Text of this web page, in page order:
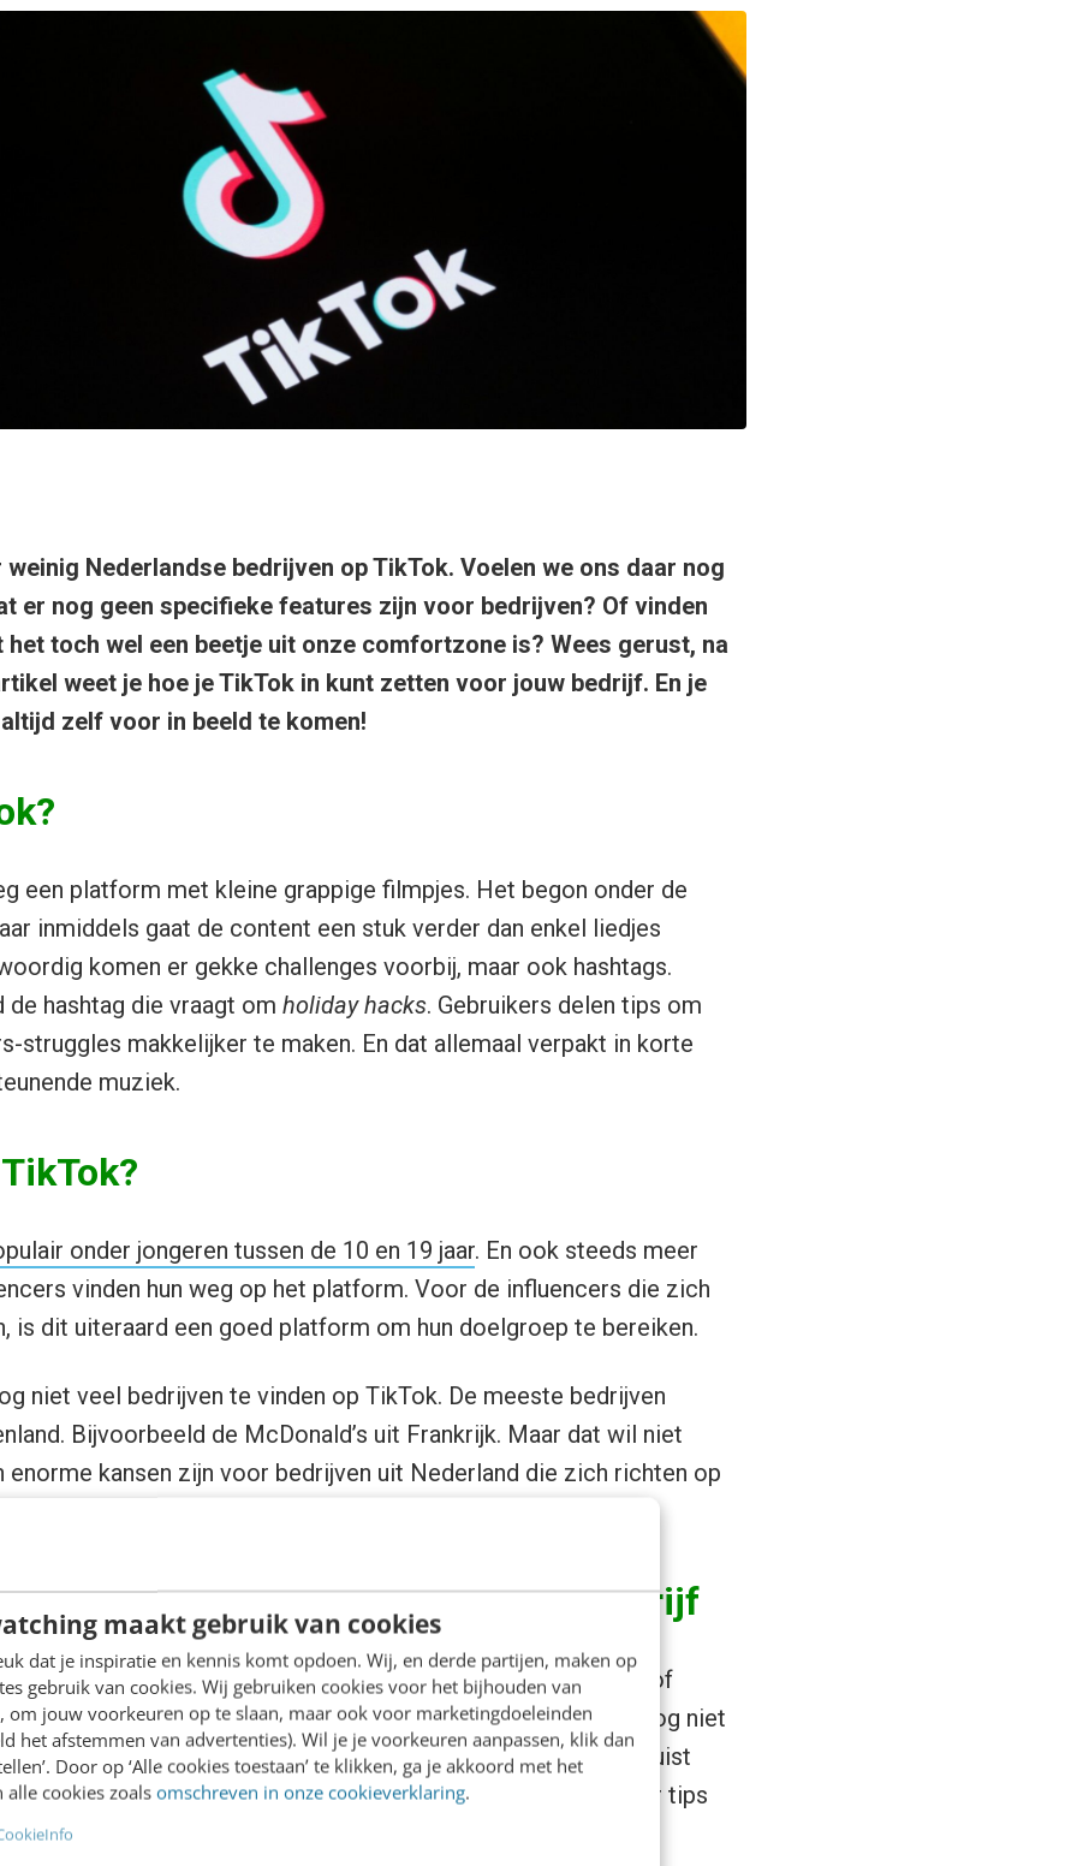
maakt gebruik van cookies
dat je inspiratie en kennis komt opdoen. Wij, en derde partijen, maken op
gebruik van cookies. Wij gebruiken cookies voor het bijhouden van
om jouw voorkeuren op te slaan, maar ook voor marketingdoeleinden
het afstemmen van advertenties). Wil je je voorkeuren aanpassen, klik dan
Door op ‘Alle cookies toestaan’ te klikken, ga je akkoord met het
alle cookies zoalsomschreven in onze cookieverklaring.
weinig Nederlandse bedrijven op TikTok. Voelen we ons daar nog
er nog geen specifieke features zijn voor bedrijven? Of vinden
het toch wel een beetje uit onze comfortzone is? Wees gerust, na
weet je hoe je TikTok in kunt zetten voor jouw bedrijf. En je
zelf voor in beeld te komen!
een platform met kleine grappige filmpjes. Het begon onder de
inmiddels gaat de content een stuk verder dan enkel liedjes
komen er gekke challenges voorbij, maar ook hashtags.
de hashtag die vraagt om
holiday hacks
. Gebruikers delen tips om
struggles makkelijker te maken. En dat allemaal verpakt in korte
muziek.
onder jongeren tussen de 10 en 19 jaar. En ook steeds meer
vinden hun weg op het platform. Voor de influencers die zich
is dit uiteraard een goed platform om hun doelgroep te bereiken.
niet veel bedrijven te vinden op TikTok. De meeste bedrijven
Bijvoorbeeld de McDonald’s uit Frankrijk. Maar dat wil niet
enorme kansen zijn voor bedrijven uit Nederland die zich richten op
inzetten van TikTok voor jouw bedrijf
heeft TikTok nog geen aparte features voor bedrijven of
bedrijfsaccount. Maar dat betekent niet dat je TikTok nog niet
Ik denk dat als je nu instapt en het goed doet (!!), jongeren juist
voor jouw bedrijf gaan krijgen. Dus geef ik je een paar tips
te maken van TikTok.